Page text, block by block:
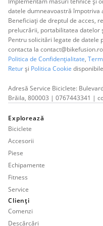
datele dumneavoastră împotriva
Beneficiați de dreptul de acces,
prelucrării, portabilitatea datelor
Pentru solicitări legate de datele
contacta la
Politica de Confidențialitate,
Returși Politica Cookie
Adresă Service Biciclete:
Brăila, 800003 | 0767443341 |
Explorează
Biciclete
Accesorii
Piese
Echipamente
Fitness
Service
Clienți
Comenzi
Descărcări